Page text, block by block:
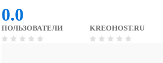
0.0
ПОЛЬЗОВАТЕЛИ KREOHOST.RU